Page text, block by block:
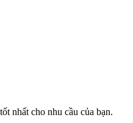
nhất cho nhu cầu của bạn.